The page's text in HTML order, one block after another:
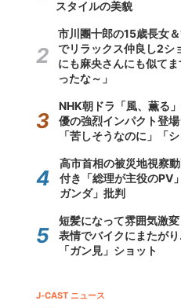
スタイルの美貌
市川團十郎の15歳長女
でリラックス仲良し2
にも麻央さんにも似て
ったな～」
NHK朝ドラ「風、薫る
優の強烈インパクト登
「苦しそうなのに」「
高市首相の被災地視察
付き「総理が主役のPV
ガンダ」批判
短髪になって雰囲気激
表情でバイクにまたが
「ガン見」ショット
J-CAST ニュース